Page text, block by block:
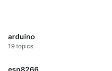
arduino
19 topics
esp8266